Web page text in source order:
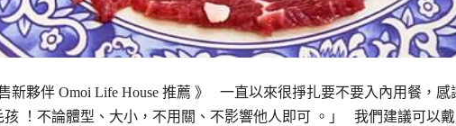
新夥伴 Omoi Life House 推薦 》 一直以來很掙扎要不要入內用餐，感
孩 ！不論體型、大小，不用關、不影響他人即可 。」 我們建議可以